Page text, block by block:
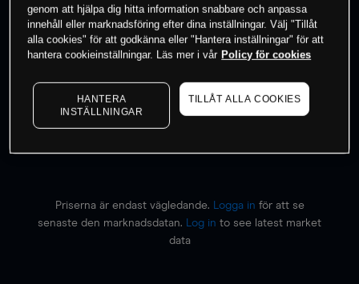
0% av kunderna har enposition i detta
instrument
Börja handla
Priserna är endast vägledande. Logga in för att se
senaste den marknadsdatan.
Log in to see latest market
data
genom att hjälpa dig hitta information snabbare och anpassa
innehåll eller marknadsföring efter dina inställningar. Välj "Tillåt
alla cookies" för att godkänna eller "Hantera inställningar" för att
hantera cookieinställningar. Läs mer i vår Policy för cookies
HANTERA
INSTÄLLNINGAR
TILLÅT ALLA COOKIES